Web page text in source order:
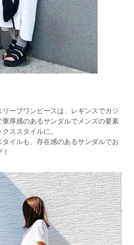
ーブワンピースは、レギンスでカジ
重厚感のあるサンダルでメンズの要素
ススタイルに。
イルも、存在感のあるサンダルでお